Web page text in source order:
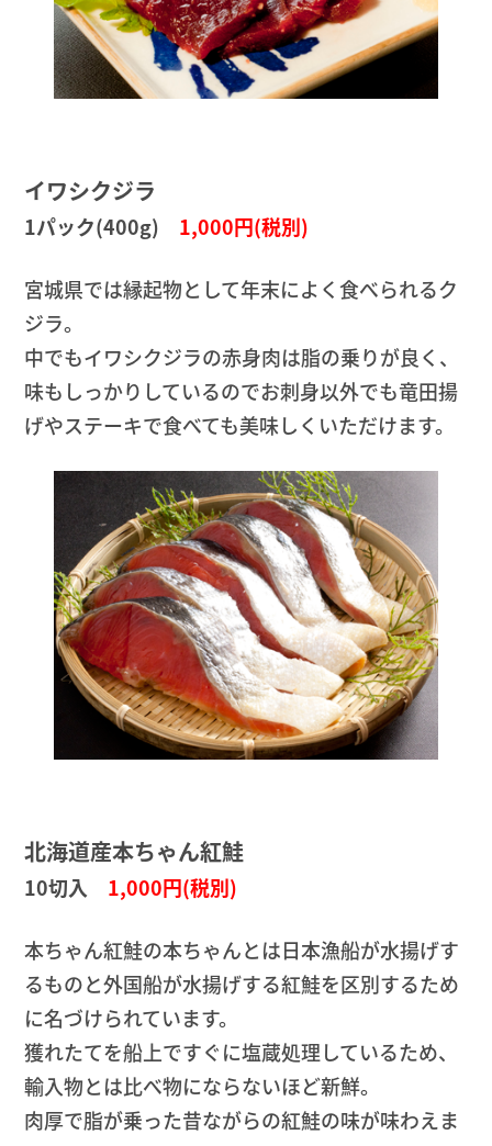
イワシクジラ
1パック(400g) 1,000円(税別)
宮城県では縁起物として年末によく食べられるク
ジラ。
中でもイワシクジラの赤身肉は脂の乗りが良く、
味もしっかりしているのでお刺身以外でも竜田揚
げやステーキで食べても美味しくいただけます。
北海道産本ちゃん紅鮭
10切入 1,000円(税別)
本ちゃん紅鮭の本ちゃんとは日本漁船が水揚げす
るものと外国船が水揚げする紅鮭を区別するため
に名づけられています。
獲れたてを船上ですぐに塩蔵処理しているため、
輸入物とは比べ物にならないほど新鮮。
肉厚で脂が乗った昔ながらの紅鮭の味が味わえま